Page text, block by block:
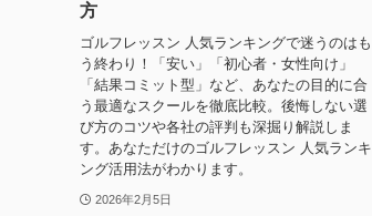
方
ゴルフレッスン 人気ランキングで迷うのはも
う終わり！「安い」「初心者・女性向け」
「結果コミット型」など、あなたの目的に合
う最適なスクールを徹底比較。後悔しない選
び方のコツや各社の評判も深掘り解説しま
す。あなただけのゴルフレッスン 人気ランキ
ング活用法がわかります。
2026年2月5日